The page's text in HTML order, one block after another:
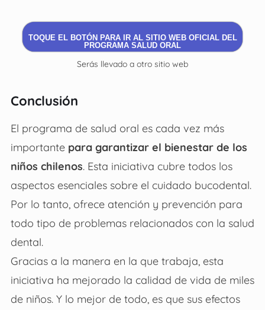
TOQUE EL BOTÓN PARA IR AL SITIO WEB OFICIAL DEL
PROGRAMA SALUD ORAL
Serás llevado a otro sitio web
Conclusión
El programa de salud oral es cada vez más
importante para garantizar el bienestar de los
niños chilenos. Esta iniciativa cubre todos los
aspectos esenciales sobre el cuidado bucodental.
Por lo tanto, ofrece atención y prevención para
todo tipo de problemas relacionados con la salud
dental.
Gracias a la manera en la que trabaja, esta
iniciativa ha mejorado la calidad de vida de miles
de niños. Y lo mejor de todo, es que sus efectos